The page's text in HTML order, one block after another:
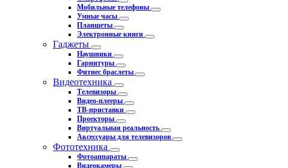
Мобильные телефоны
Умные часы
Планшеты
Электронные книги
Гаджеты
Наушники
Гарнитуры
Фитнес браслеты
Видеотехника
Телевизоры
Видео-плееры
ТВ-приставки
Проекторы
Виртуальная реальность
Аксессуары для телевизоров
Фототехника
Фотоаппараты
Видеокамеры